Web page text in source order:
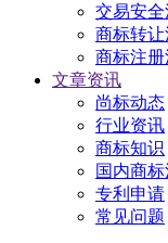
交易安全
商标转让
商标注册
文章资讯
尚标动态
行业资讯
商标知识
国内商
专利申请
常见问题